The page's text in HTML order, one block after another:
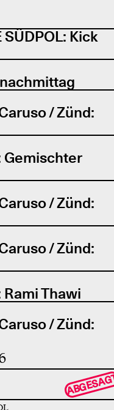
SÜDPOL: Kick
/ Zünd:
Gemischter
/ Zünd:
/ Zünd:
Thawi
/ Zünd: